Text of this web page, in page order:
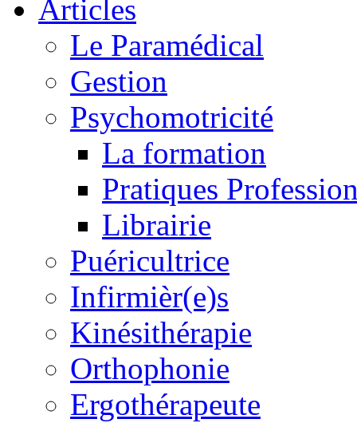
Articles
Le Paramédical
Gestion
Psychomotricité
La formation
Pratiques
Librairie
Puéricultrice
Infirmièr(e)s
Kinésithérapie
Orthophonie
Ergothérapeute